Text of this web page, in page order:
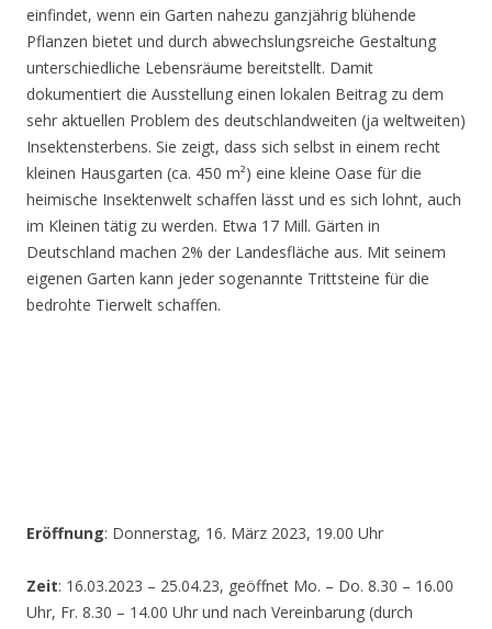
einfindet, wenn ein Garten nahezu ganzjährig blühende
Pflanzen bietet und durch abwechslungsreiche Gestaltung
unterschiedliche Lebensräume bereitstellt. Damit
dokumentiert die Ausstellung einen lokalen Beitrag zu dem
sehr aktuellen Problem des deutschlandweiten (ja weltweiten)
Insektensterbens. Sie zeigt, dass sich selbst in einem recht
kleinen Hausgarten (ca. 450 m²) eine kleine Oase für die
heimische Insektenwelt schaffen lässt und es sich lohnt, auch
im Kleinen tätig zu werden. Etwa 17 Mill. Gärten in
Deutschland machen 2% der Landesfläche aus. Mit seinem
eigenen Garten kann jeder sogenannte Trittsteine für die
bedrohte Tierwelt schaffen.
Eröffnung: Donnerstag, 16. März 2023, 19.00 Uhr
Zeit: 16.03.2023 – 25.04.23, geöffnet Mo. – Do. 8.30 – 16.00
Uhr, Fr. 8.30 – 14.00 Uhr und nach Vereinbarung (durch